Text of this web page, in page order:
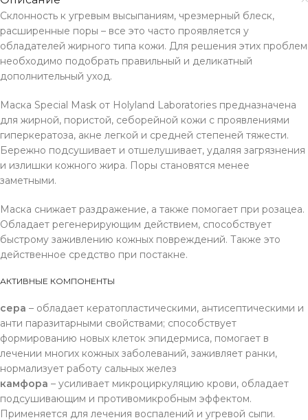
Склонность к угревым высыпаниям, чрезмерный блеск,
расширенные поры – все это часто проявляется у
обладателей жирного типа кожи. Для решения этих проблем
необходимо подобрать правильный и деликатный
дополнительный уход.
Маска Special Mask от Holyland Laboratories предназначена
для жирной, пористой, себорейной кожи с проявлениями
гиперкератоза, акне легкой и средней степеней тяжести.
Бережно подсушивает и отшелушивает, удаляя загрязнения
и излишки кожного жира. Поры становятся менее
заметными.
Маска снижает раздражение, а также помогает при розацеа.
Обладает регенерирующим действием, способствует
быстрому заживлению кожных повреждений. Также это
действенное средство при постакне.
АКТИВНЫЕ КОМПОНЕНТЫ
сера – обладает кератопластическими, антисептическими и
анти паразитарными свойствами; способствует
формированию новых клеток эпидермиса, помогает в
лечении многих кожных заболеваний, заживляет ранки,
нормализует работу сальных желез
камфора – усиливает микроциркуляцию крови, обладает
подсушивающим и противомикробным эффектом.
Применяется для лечения воспалений и угревой сыпи.